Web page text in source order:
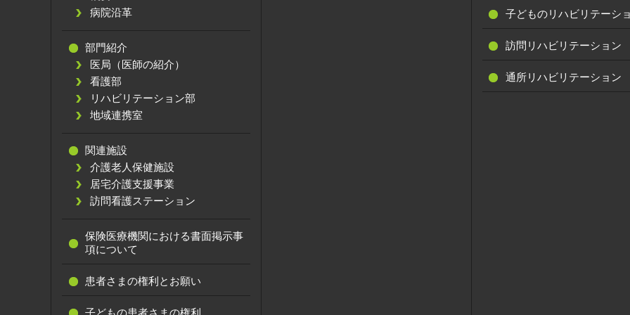
病院沿革
部門紹介
医局（医師の紹介）
看護部
リハビリテーション部
地域連携室
関連施設
介護老人保健施設
居宅介護支援事業
訪問看護ステーション
保険医療機関における書面掲示事
項について
患者さまの権利とお願い
子どものリハビリテーシ
訪問リハビリテーション
通所リハビリテーション